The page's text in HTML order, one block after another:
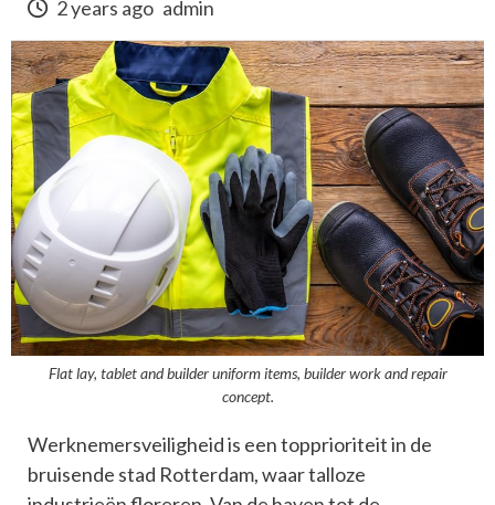
2 years ago admin
Flat lay, tablet and builder uniform items, builder work and repair
concept.
Werknemersveiligheid is een topprioriteit in de
bruisende stad Rotterdam, waar talloze